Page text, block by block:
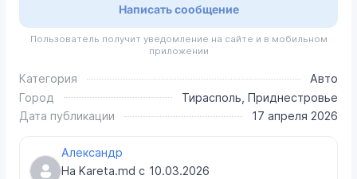
Написать сообщение
Пользователь получит уведомление на сайте и в мобильном
приложении
Категория
Авто
Город
Тирасполь, Приднестровье
Дата публикации
17 апреля 2026
Александр
На Kareta.md с 10.03.2026